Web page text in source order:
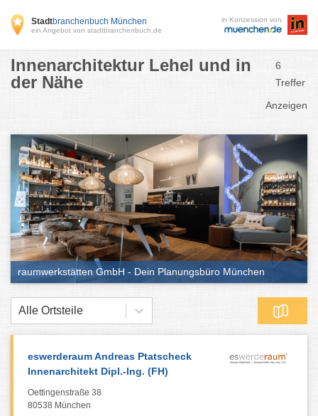
Stadtbranchenbuch München
ein Angebot von stadtbranchenbuch.de
in Konzession von
Innenarchitektur Lehel und in
der Nähe
6
Treffer
Anzeigen
raumwerkstätten GmbH - Dein Planungsbüro München
Alle Ortsteile
eswerderaum Andreas Ptatscheck
Innenarchitekt Dipl.-Ing. (FH)
Oettingenstraße 38
80538 München